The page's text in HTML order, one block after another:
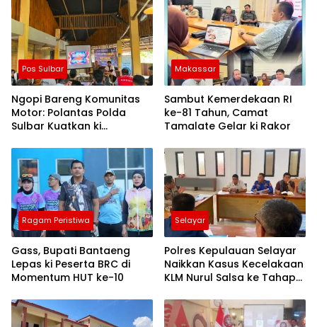
Pos Sulbar
Ngopi Bareng Komunitas
Motor: Polantas Polda
Sulbar Kuatkan ki
Keselamatan
Makassar
Sambut Kemerdekaan RI
ke-81 Tahun, Camat
Tamalate Gelar ki Rakor
Ragam Peristiwa
Gass, Bupati Bantaeng
Lepas ki Peserta BRC di
Momentum HUT ke-10
Selayar
Polres Kepulauan Selayar
Naikkan Kasus Kecelakaan
KLM Nurul Salsa ke Tahap